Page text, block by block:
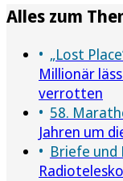
Alles zum
„Lost
Millionär
verrotten
58.
Jahren um
Briefe und